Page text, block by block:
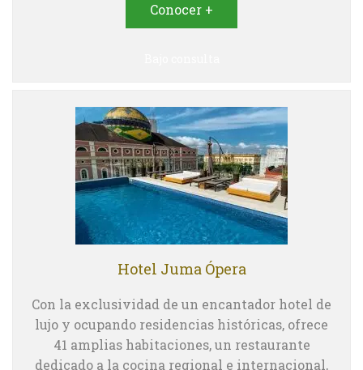
Conocer +
Hotel Juma Ópera
Con la exclusividad de un encantador hotel de
lujo y ocupando residencias históricas, ofrece
41 amplias habitaciones, un restaurante
dedicado a la cocina regional e internacional,